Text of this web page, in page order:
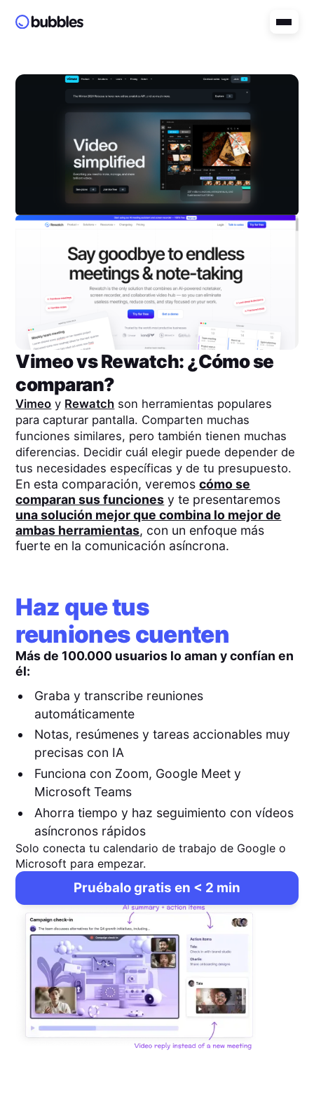
VimeovsRewatch: ¿Cómo se
comparan?
Vimeo y Rewatch son herramientas populares
para capturar pantalla. Comparten muchas
funciones similares, pero también tienen muchas
diferencias. Decidir cuál elegir puede depender de
tus necesidades específicas y de tu presupuesto.
En esta comparación, veremoscómo se
comparan sus funciones y te presentaremos
una solución mejor que combina lo mejor de
ambas herramientas, con un enfoque más
fuerte en la comunicación asíncrona.
Haz que tus
reuniones cuenten
Más de 100.000 usuarios lo aman y confían en
él:
Graba y transcribe reuniones
automáticamente
Notas, resúmenes y tareas accionables muy
precisas con IA
Funciona con Zoom, Google Meet y
Microsoft Teams
Ahorra tiempo y haz seguimiento con vídeos
asíncronos rápidos
Solo conecta tu calendario de trabajo de Google o
Microsoft para empezar.
Pruébalo gratis en < 2 min